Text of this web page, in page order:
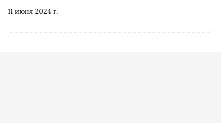
11 июня 2024 г.
это место, какие экспериментальные арт-практики в нем